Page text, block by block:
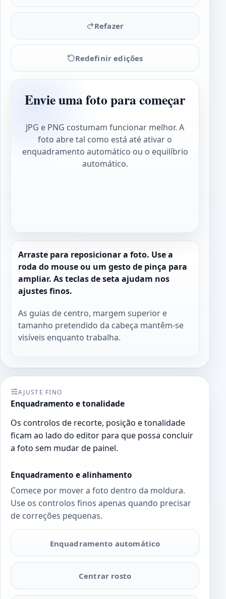
Refazer
Redefinir edições
Envie uma foto para começar
JPG e PNG costumam funcionar melhor. A
foto abre tal como está até ativar o
enquadramento automático ou o equilíbrio
automático.
Arraste para reposicionar a foto. Use a
roda do mouse ou um gesto de pinça para
ampliar. As teclas de seta ajudam nos
ajustes finos.
As guias de centro, margem superior e
tamanho pretendido da cabeça mantêm-se
visíveis enquanto trabalha.
AJUSTE FINO
Enquadramento e tonalidade
Os controlos de recorte, posição e tonalidade
ficam ao lado do editor para que possa concluir
a foto sem mudar de painel.
Enquadramento e alinhamento
Comece por mover a foto dentro da moldura.
Use os controlos finos apenas quando precisar
de correções pequenas.
Enquadramento automático
Centrar rosto